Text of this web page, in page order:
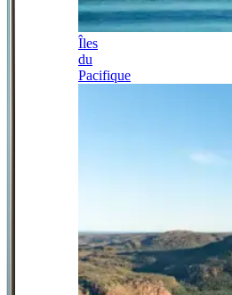
Îles
du
Pacifique